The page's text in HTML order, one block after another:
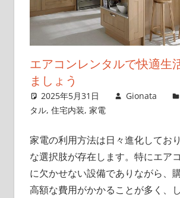
エアコンレンタルで快適生
ましょう
2025年5月31日 Gionata
タル, 住宅内装, 家電
家電の利用方法は日々進化してお
な選択肢が存在します。 特にエア
に欠かせない設備でありながら、
高額な費用がかかることが多く、